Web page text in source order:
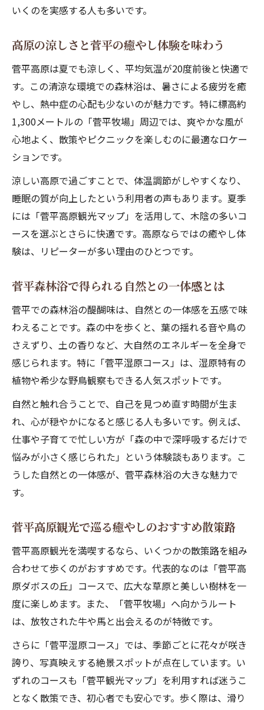
春夏秋冬の菅平高原で体験できる自然散策
冬の菅平高原観光も森林浴で癒やしを実感
菅平ダボスの丘で感じる季節ごとの自然美
心が安らぐ菅平で過ごす自然散策の贅沢
菅平で心安らぐ森林浴と散策の楽しみ方
菅平観光で味わう癒やしの自然コース体験
湿原や牧場を巡る菅平高原の散策ルート紹
介
菅平の自然が綺麗な場所で贅沢なひととき
を
家族や友人と楽しむ菅平の森林浴おすすめ
菅平高原観光で味わう湿原コースの魅力
自然が豊かな菅平湿原コースの楽しみ方
菅平高原観光で訪れたい湿原の癒やし空間
菅平湿原コースを巡るおすすめ散策ポイン
ト
菅平で感じる湿原の美しさと森林浴の相乗
効果
写真映えも叶う菅平で森林浴時間を楽しむ
菅平で森林浴しながら写真映えスポット巡
り
絶景の菅平高原で森林浴と撮影を満喫する
方法
菅平高原の森林浴が写真好きにも支持され
る理由
菅平で癒やしと映えを両立する森林浴体験
いくのを実感する人も多いです。
高原の涼しさと菅平の癒やし体験を味わう
菅平高原は夏でも涼しく、平均気温が20度前後と快適で
す。この清涼な環境での森林浴は、暑さによる疲労を癒
やし、熱中症の心配も少ないのが魅力です。特に標高約
1,300メートルの「菅平牧場」周辺では、爽やかな風が
心地よく、散策やピクニックを楽しむのに最適なロケー
ションです。
涼しい高原で過ごすことで、体温調節がしやすくなり、
睡眠の質が向上したという利用者の声もあります。夏季
には「菅平高原観光マップ」を活用して、木陰の多いコ
ースを選ぶとさらに快適です。高原ならではの癒やし体
験は、リピーターが多い理由のひとつです。
菅平森林浴で得られる自然との一体感とは
菅平での森林浴の醍醐味は、自然との一体感を五感で味
わえることです。森の中を歩くと、葉の揺れる音や鳥の
さえずり、土の香りなど、大自然のエネルギーを全身で
感じられます。特に「菅平湿原コース」は、湿原特有の
植物や希少な野鳥観察もできる人気スポットです。
自然と触れ合うことで、自己を見つめ直す時間が生ま
れ、心が穏やかになると感じる人も多いです。例えば、
仕事や子育てで忙しい方が「森の中で深呼吸するだけで
悩みが小さく感じられた」という体験談もあります。こ
うした自然との一体感が、菅平森林浴の大きな魅力で
す。
菅平高原観光で巡る癒やしのおすすめ散策路
菅平高原観光を満喫するなら、いくつかの散策路を組み
合わせて歩くのがおすすめです。代表的なのは「菅平高
原ダボスの丘」コースで、広大な草原と美しい樹林を一
度に楽しめます。また、「菅平牧場」へ向かうルート
は、放牧された牛や馬と出会えるのが特徴です。
さらに「菅平湿原コース」では、季節ごとに花々が咲き
誇り、写真映えする絶景スポットが点在しています。い
ずれのコースも「菅平観光マップ」を利用すれば迷うこ
となく散策でき、初心者でも安心です。歩く際は、滑り